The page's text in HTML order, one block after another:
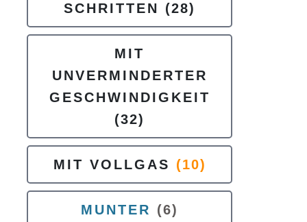
SCHRITTEN
(28)
MIT
UNVERMINDERTER
GESCHWINDIGKEIT
(32)
MIT VOLLGAS (10)
MUNTER (6)